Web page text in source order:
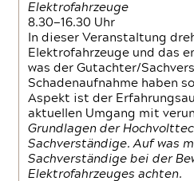
Elektrofahrzeuge
8.30—16.30 Uhr
In dieser Veranstaltung
Elektrofahrzeuge und das
was der Gutachter/
Schadenaufnahme haben
Aspekt ist der
aktuellen Umgang mit
Grundlagen der
Sachverständige. Auf was
Sachverständige bei der
Elektrofahrzeuges achten.